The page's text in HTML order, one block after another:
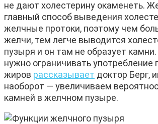
не дают холестерину окаменеть.
главный способ выведения
желчные протоки, поэтому чем
желчи, тем легче выводится
пузыря и он там не образует
нужно ограничивать употребление
жиров рассказывает доктор Берг,
наоборот — увеличиваем
камней в желчном пузыре.